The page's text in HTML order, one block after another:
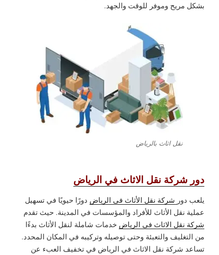
بشكل مريح وموفر للوقت والجهد.
نقل اثاث بالرياض
دور شركة نقل الاثاث في الرياض
يلعب دور شركة نقل الأثاث في الرياض دورًا حيويًا في تسهيل
عملية نقل الأثاث للأفراد والمؤسسات في المدينة. حيث تقدم
شركة نقل الاثاث في الرياض خدمات شاملة لنقل الأثاث بدءًا
من التغليف والتعبئة وحتى توصيله وتركيبه في المكان المحدد.
تساعد شركة نقل الاثاث في الرياض في تخفيف العبء عن